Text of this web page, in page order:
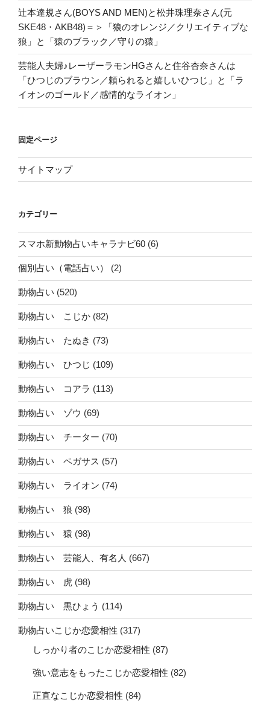
辻本達規さん(BOYS AND MEN)と松井珠理奈さん(元
SKE48・AKB48)＝＞「狼のオレンジ／クリエイティブな
狼」と「猿のブラック／守りの猿」
芸能人夫婦♪レーザーラモンHGさんと住谷杏奈さんは
「ひつじのブラウン／頼られると嬉しいひつじ」と「ラ
イオンのゴールド／感情的なライオン」
固定ページ
サイトマップ
カテゴリー
スマホ新動物占いキャラナビ60 (6)
個別占い（電話占い） (2)
動物占い (520)
動物占い こじか (82)
動物占い たぬき (73)
動物占い ひつじ (109)
動物占い コアラ (113)
動物占い ゾウ (69)
動物占い チーター (70)
動物占い ペガサス (57)
動物占い ライオン (74)
動物占い 狼 (98)
動物占い 猿 (98)
動物占い 芸能人、有名人 (667)
動物占い 虎 (98)
動物占い 黒ひょう (114)
動物占いこじか恋愛相性 (317)
しっかり者のこじか恋愛相性 (87)
強い意志をもったこじか恋愛相性 (82)
正直なこじか恋愛相性 (84)